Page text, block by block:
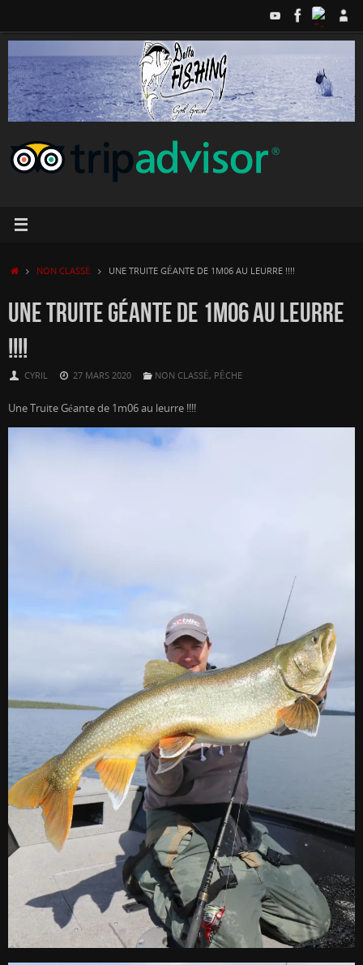
contenu
ACCUEIL
NON CLASSÉ UNE TRUITE GÉANTE DE 1M06 AU LEURRE !!!!
UNE TRUITE GÉANTE DE 1M06 AU LEURRE
!!!!
CYRIL 27 MARS 2020 NON CLASSÉ, PÊCHE
Une Truite Géante de 1m06 au leurre !!!!